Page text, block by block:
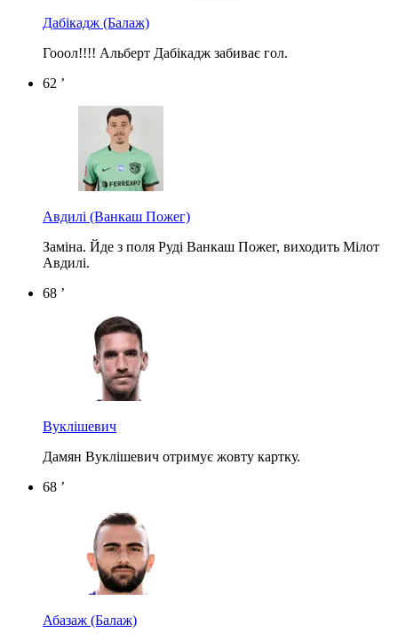
Дабікадж (Балаж)
Гооол!!!! Альберт Дабікадж забиває гол.
62 ’
Авдилі (Ванкаш Пожег)
Заміна. Йде з поля Руді Ванкаш Пожег, виходить Мілот
Авдилі.
68 ’
Вуклішевич
Дамян Вуклішевич отримує жовту картку.
68 ’
Абазаж (Балаж)